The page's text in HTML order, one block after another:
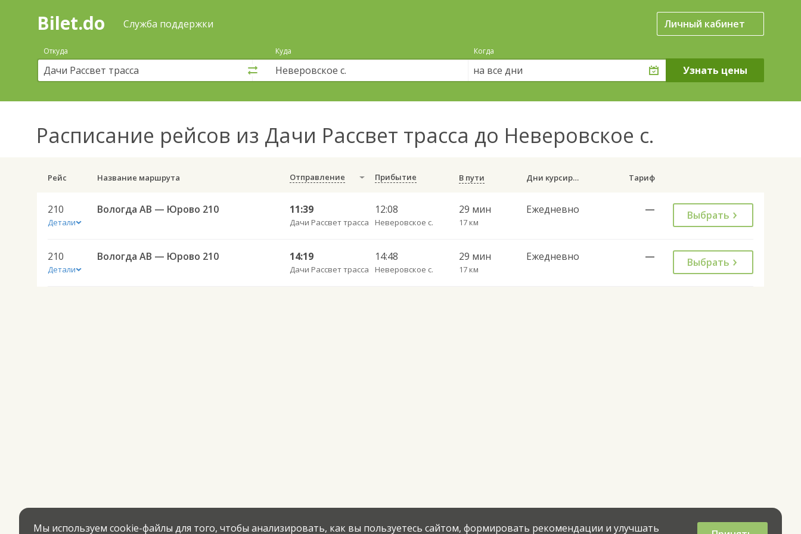
Поиск
покупка
билетов
автобус
онлайн
Bilet.do Служба поддержки Личный кабинет
Откуда Куда Когда
на все дни
Расписание рейсов из Дачи Рассвет трасса до Неверовское с.
Рейс Название маршрута Отправление Прибытие В пути Дни курсирования Тариф
210
Детали
Вологда АВ — Юрово 210 11:39
Дачи Рассвет трасса
12:08
Неверовское с.
29 мин
17 км
Ежедневно — Выбрать
210
Детали
Вологда АВ — Юрово 210 14:19
Дачи Рассвет трасса
14:48
Неверовское с.
29 мин
17 км
Ежедневно — Выбрать
Мы используем cookie-файлы для того, чтобы анализировать, как вы пользуетесь сайтом, формировать рекомендации и улучшать